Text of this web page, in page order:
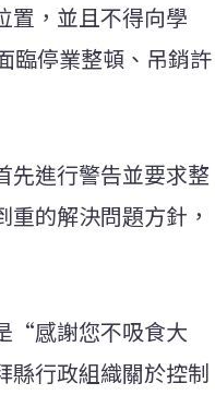
置，並且不得向學
臨停業整頓、吊銷許
先進行警告並要求整
的解決問題方針，
“感謝您不吸食大
行政組織關於控制